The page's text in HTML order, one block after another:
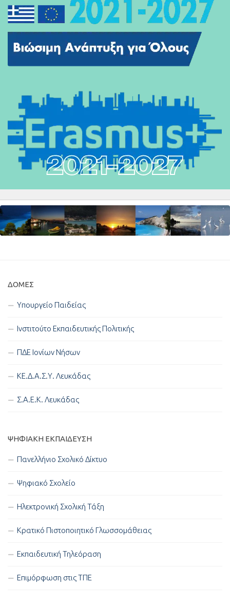
ΔΟΜΈΣ
Υπουργείο Παιδείας
Ινστιτούτο Εκπαιδευτικής Πολιτικής
ΠΔΕ Ιονίων Νήσων
ΚΕ.Δ.Α.Σ.Υ. Λευκάδας
Σ.Α.Ε.Κ. Λευκάδας
ΨΗΦΙΑΚΉ ΕΚΠΑΊΔΕΥΣΗ
Πανελλήνιο Σχολικό Δίκτυο
Ψηφιακό Σχολείο
Ηλεκτρονική Σχολική Τάξη
Κρατικό Πιστοποιητικό Γλωσσομάθειας
Εκπαιδευτική Τηλεόραση
Επιμόρφωση στις ΤΠΕ